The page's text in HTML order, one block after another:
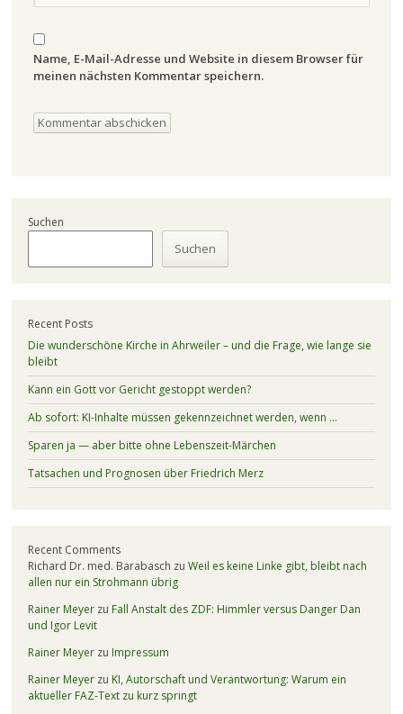
Name, E-Mail-Adresse und Website in diesem Browser für
meinen nächsten Kommentar speichern.
Suchen
Suchen
Recent Posts
Die wunderschöne Kirche in Ahrweiler – und die Frage, wie lange sie
bleibt
Kann ein Gott vor Gericht gestoppt werden?
Ab sofort: KI-Inhalte müssen gekennzeichnet werden, wenn …
Sparen ja — aber bitte ohne Lebenszeit-Märchen
Tatsachen und Prognosen über Friedrich Merz
Recent Comments
Richard Dr. med. Barabasch zu Weil es keine Linke gibt, bleibt nach
allen nur ein Strohmann übrig
Rainer Meyerzu Fall Anstalt des ZDF: Himmler versus Danger Dan
und Igor Levit
Rainer Meyerzu Impressum
Rainer Meyerzu KI, Autorschaft und Verantwortung: Warum ein
aktueller FAZ-Text zu kurz springt